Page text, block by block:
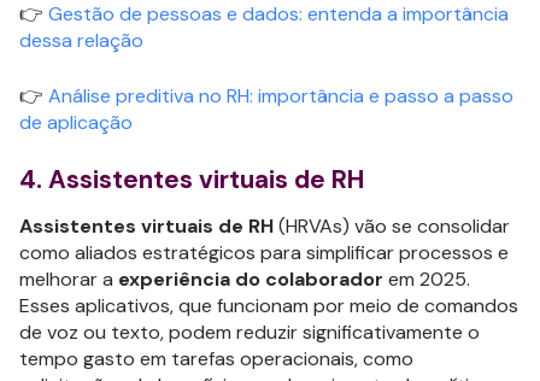
👉 Gestão de pessoas e dados: entenda a importância
dessa relação
👉 Análise preditiva no RH: importância e passo a passo
de aplicação
4. Assistentes virtuais de RH
Assistentes virtuais de RH(HRVAs) vão se consolidar
como aliados estratégicos para simplificar processos e
melhorar a experiência do colaborador em 2025.
Esses aplicativos, que funcionam por meio de comandos
de voz ou texto, podem reduzir significativamente o
tempo gasto em tarefas operacionais, como